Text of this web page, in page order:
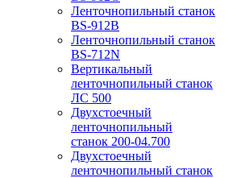
Ленточнопильный станок
BS-912В
Ленточнопильный станок
BS-712N
Вертикальный
ленточнопильный станок
ЛС 500
Двухстоечный
ленточнопильный
станок 200-04.700
Двухстоечный
ленточнопильный станок